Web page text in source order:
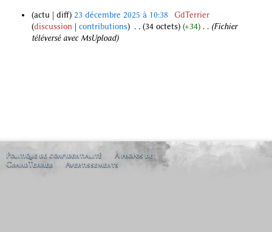
e
2
0
actu diff 23 décembre 2025 à 10:38‎ GdTerrier
discussion
contributions 34 octets +34 ‎
Fichier
téléversé avec MsUpload
Politique de confidentialité
À propos de
GrandTerrier
Avertissements